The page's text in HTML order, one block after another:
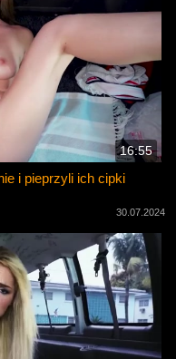
16:55
i pieprzyli ich cipki
30.07.2024